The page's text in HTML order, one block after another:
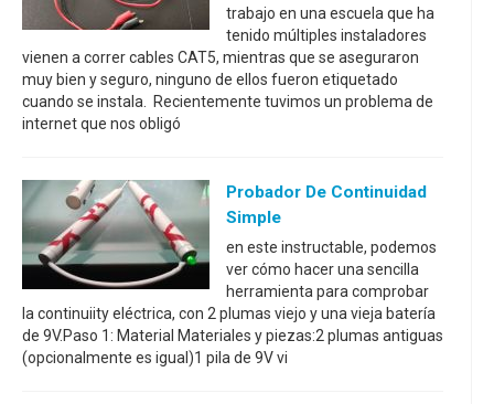
trabajo en una escuela que ha
tenido múltiples instaladores
vienen a correr cables CAT5, mientras que se aseguraron
muy bien y seguro, ninguno de ellos fueron etiquetado
cuando se instala. Recientemente tuvimos un problema de
internet que nos obligó
Probador De Continuidad
Simple
en este instructable, podemos
ver cómo hacer una sencilla
herramienta para comprobar
la continuiity eléctrica, con 2 plumas viejo y una vieja batería
de 9V.Paso 1: Material Materiales y piezas:2 plumas antiguas
(opcionalmente es igual)1 pila de 9V vi